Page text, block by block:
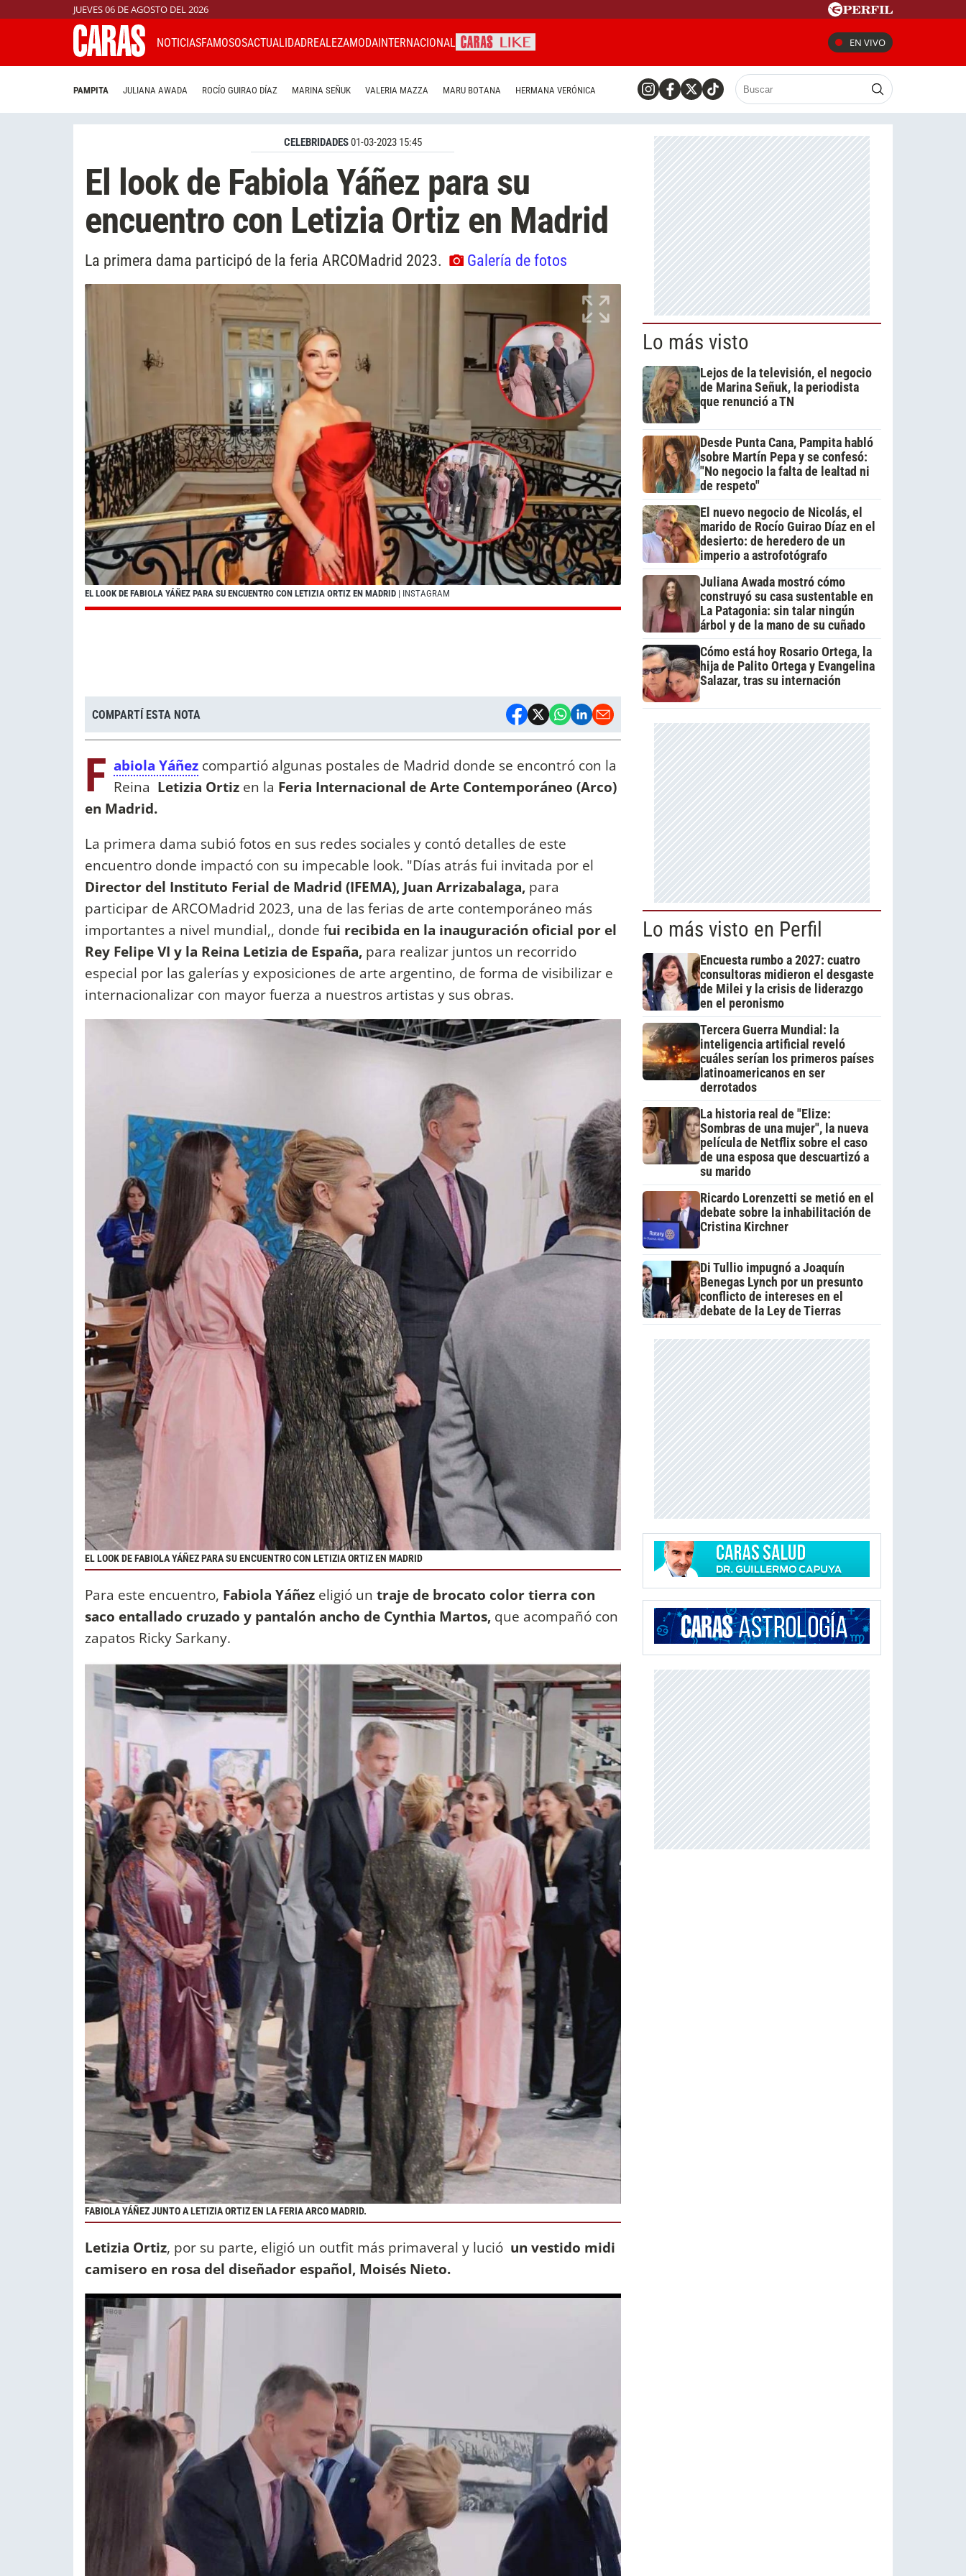
JUEVES 06 DE AGOSTO DEL 2026
NOTICIASFAMOSOSACTUALIDADREALEZAMODAINTERNACIONAL EN VIVO
PAMPITA JULIANA AWADA ROCÍO GUIRAO DÍAZ MARINA SEÑUK VALERIA MAZZA MARU BOTANA HERMANA VERÓNICA
CELEBRIDADES01-03-2023 15:45
El look de Fabiola Yáñez para su
encuentro con Letizia Ortiz en Madrid
La primera dama participó de la feria ARCOMadrid 2023. Galería de fotos
EL LOOK DE FABIOLA YÁÑEZ PARA SU ENCUENTRO CON LETIZIA ORTIZ EN MADRID | INSTAGRAM
COMPARTÍ ESTA NOTA
F abiola Yáñez compartió algunas postales de Madrid donde se encontró con la
Reina Letizia Ortiz en la Feria Internacional de Arte Contemporáneo (Arco)
en Madrid.
La primera dama subió fotos en sus redes sociales y contó detalles de este
encuentro donde impactó con su impecable look. "Días atrás fui invitada por el
Director del Instituto Ferial de Madrid (IFEMA), Juan Arrizabalaga, para
participar de ARCOMadrid 2023, una de las ferias de arte contemporáneo más
importantes a nivel mundial,, donde fui recibida en la inauguración oficial por el
Rey Felipe VI y la Reina Letizia de España, para realizar juntos un recorrido
especial por las galerías y exposiciones de arte argentino, de forma de visibilizar e
internacionalizar con mayor fuerza a nuestros artistas y sus obras.
EL LOOK DE FABIOLA YÁÑEZ PARA SU ENCUENTRO CON LETIZIA ORTIZ EN MADRID
Para este encuentro, Fabiola Yáñez eligió un traje de brocato color tierra con
saco entallado cruzado y pantalón ancho de Cynthia Martos, que acompañó con
zapatos Ricky Sarkany.
FABIOLA YÁÑEZ JUNTO A LETIZIA ORTIZ EN LA FERIA ARCO MADRID.
Letizia Ortiz, por su parte, eligió un outfit más primaveral y lució un vestido midi
camisero en rosa del diseñador español, Moisés Nieto.
Lo más visto
Lejos de la televisión, el negocio
de Marina Señuk, la periodista
que renunció a TN
Desde Punta Cana, Pampita habló
sobre Martín Pepa y se confesó:
"No negocio la falta de lealtad ni
de respeto"
El nuevo negocio de Nicolás, el
marido de Rocío Guirao Díaz en el
desierto: de heredero de un
imperio a astrofotógrafo
Juliana Awada mostró cómo
construyó su casa sustentable en
La Patagonia: sin talar ningún
árbol y de la mano de su cuñado
Cómo está hoy Rosario Ortega, la
hija de Palito Ortega y Evangelina
Salazar, tras su internación
Lo más visto en Perfil
Encuesta rumbo a 2027: cuatro
consultoras midieron el desgaste
de Milei y la crisis de liderazgo
en el peronismo
Tercera Guerra Mundial: la
inteligencia artificial reveló
cuáles serían los primeros países
latinoamericanos en ser
derrotados
La historia real de "Elize:
Sombras de una mujer", la nueva
película de Netflix sobre el caso
de una esposa que descuartizó a
su marido
Ricardo Lorenzetti se metió en el
debate sobre la inhabilitación de
Cristina Kirchner
Di Tullio impugnó a Joaquín
Benegas Lynch por un presunto
conflicto de intereses en el
debate de la Ley de Tierras